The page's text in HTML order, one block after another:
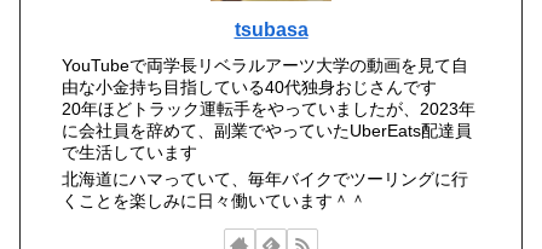
tsubasa
YouTubeで両学長リベラルアーツ大学の動画を見て自
由な小金持ち目指している40代独身おじさんです
20年ほどトラック運転手をやっていましたが、2023年
に会社員を辞めて、副業でやっていたUberEats配達員
で生活しています
北海道にハマっていて、毎年バイクでツーリングに行
くことを楽しみに日々働いています＾＾